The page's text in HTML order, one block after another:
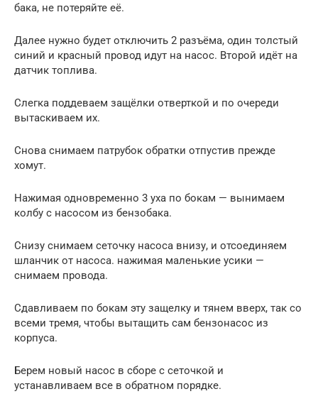
бака, не потеряйте её.
Далее нужно будет отключить 2 разъёма, один толстый
синий и красный провод идут на насос. Второй идёт на
датчик топлива.
Слегка поддеваем защёлки отверткой и по очереди
вытаскиваем их.
Снова снимаем патрубок обратки отпустив прежде
хомут.
Нажимая одновременно 3 уха по бокам — вынимаем
колбу с насосом из бензобака.
Снизу снимаем сеточку насоса внизу, и отсоединяем
шланчик от насоса. нажимая маленькие усики —
снимаем провода.
Сдавливаем по бокам эту защелку и тянем вверх, так со
всеми тремя, чтобы вытащить сам бензонасос из
корпуса.
Берем новый насос в сборе с сеточкой и
устанавливаем все в обратном порядке.